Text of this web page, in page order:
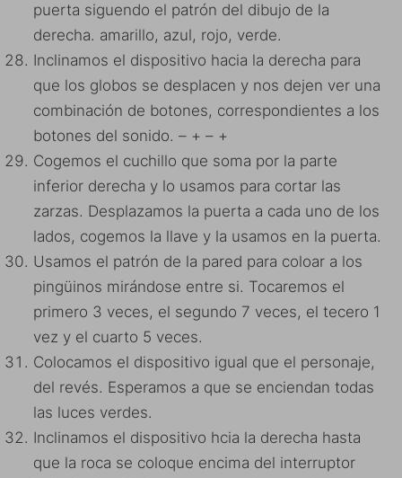
puerta siguendo el patrón del dibujo de la
derecha. amarillo, azul, rojo, verde.
Inclinamos el dispositivo hacia la derecha para
que los globos se desplacen y nos dejen ver una
combinación de botones, correspondientes a los
botones del sonido. – + – +
Cogemos el cuchillo que soma por la parte
inferior derecha y lo usamos para cortar las
zarzas. Desplazamos la puerta a cada uno de los
lados, cogemos la llave y la usamos en la puerta.
Usamos el patrón de la pared para coloar a los
pingüinos mirándose entre si. Tocaremos el
primero 3 veces, el segundo 7 veces, el tecero 1
vez y el cuarto 5 veces.
Colocamos el dispositivo igual que el personaje,
del revés. Esperamos a que se enciendan todas
las luces verdes.
Inclinamos el dispositivo hcia la derecha hasta
que la roca se coloque encima del interruptor